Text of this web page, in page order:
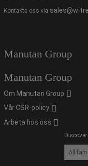
Kontakta oss via
Manutan Group
Manutan Group
Om Manutan Group
Vår CSR-policy
Arbeta hos oss